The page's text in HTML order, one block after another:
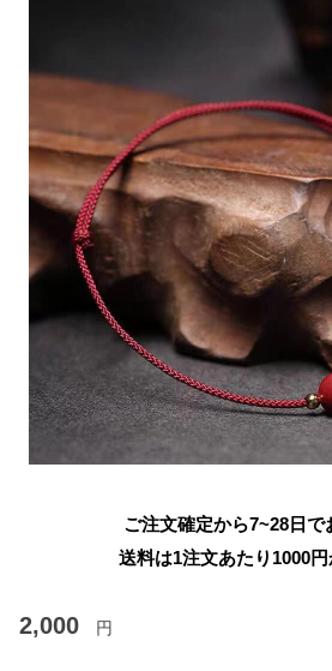
ご注文確定から7~28日で
送料は1注文あたり 1000
2,000 円